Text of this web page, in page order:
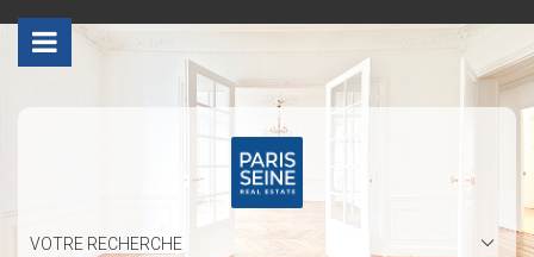
VOTRE RECHERCHE